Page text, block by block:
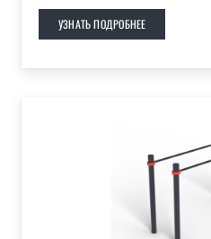
УЗНАТЬ ПОДРОБНЕЕ